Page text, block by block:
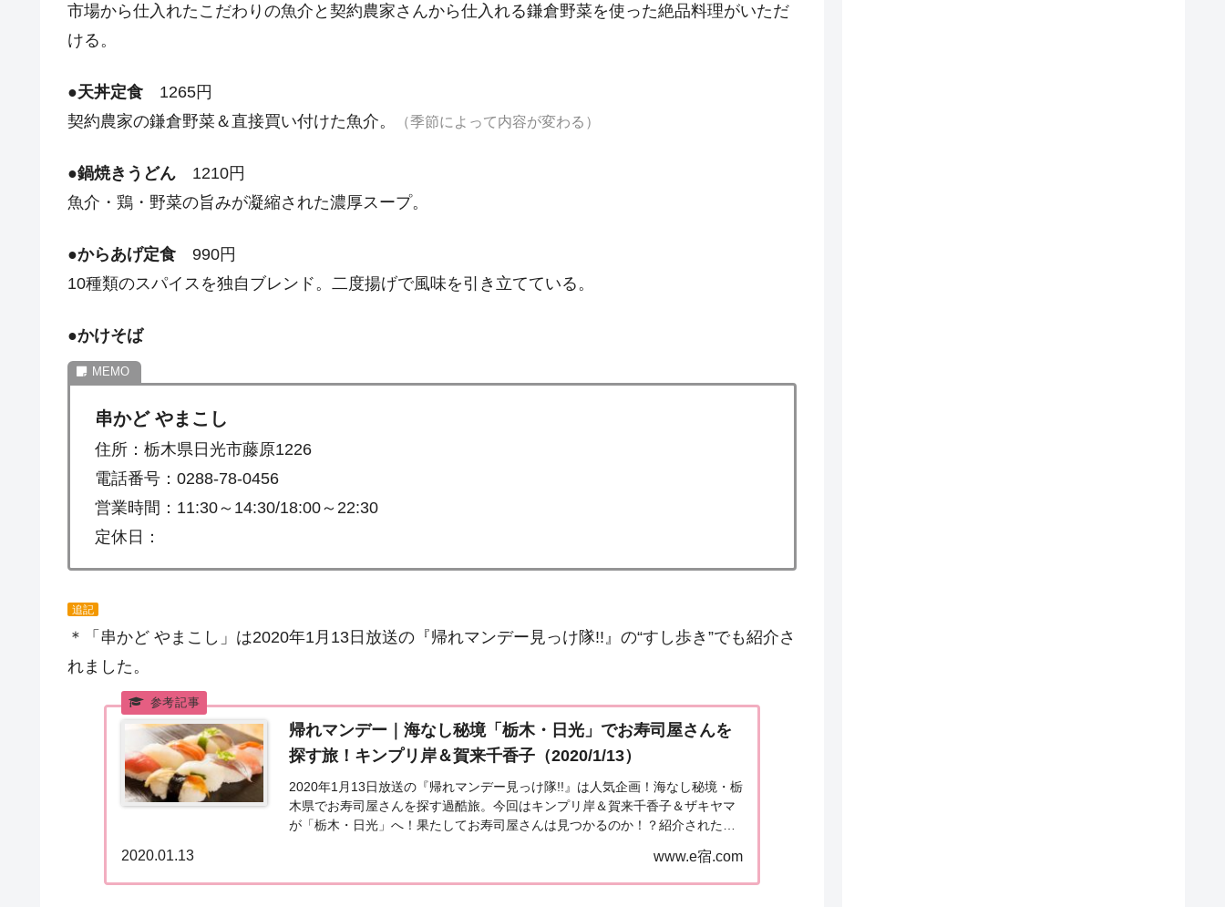
市場から仕入れたこだわりの魚介と契約農家さんから仕入れる鎌倉野菜を使った絶品料理がいただ
ける。
●天丼定食 1265円
契約農家の鎌倉野菜＆直接買い付けた魚介。
（季節によって内容が変わる）
●鍋焼きうどん 1210円
魚介・鶏・野菜の旨みが凝縮された濃厚スープ。
●からあげ定食 990円
10種類のスパイスを独自ブレンド。二度揚げで風味を引き立てている。
●かけそば
串かど やまこし
住所：栃木県日光市藤原1226
電話番号：0288-78-0456
営業時間：11:30～14:30/18:00～22:30
定休日：
追記
＊「串かど やまこし」は2020年1月13日放送の『帰れマンデー見っけ隊!!』の“すし歩き”でも紹介さ
れました。
帰れマンデー｜海なし秘境「栃木・日光」でお寿司屋さんを
探す旅！キンプリ岸＆賀来千香子（2020/1/13）
2020年1月13日放送の『帰れマンデー見っけ隊!!』は人気企画！海なし秘境・栃
木県でお寿司屋さんを探す過酷旅。今回はキンプリ岸＆賀来千香子＆ザキヤマ
が「栃木・日光」へ！果たしてお寿司屋さんは見つかるのか！？紹介された情
www.e宿.com
2020.01.13